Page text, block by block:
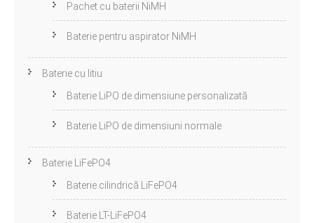
Pachet cu baterii NiMH
Baterie pentru aspirator NiMH
Baterie cu litiu
Baterie LiPO de dimensiune personalizată
Baterie LiPO de dimensiuni normale
Baterie LiFePO4
Baterie cilindrică LiFePO4
Baterie LT-LiFePO4